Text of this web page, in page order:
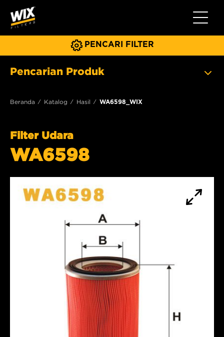
Beralih
PENCARI FILTER
Pencarian Produk
Beranda Katalog Hasil WA6598_WIX
Filter Udara
WA6598